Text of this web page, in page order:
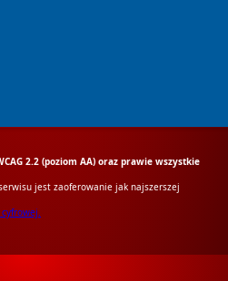
2.2 (poziom AA) oraz prawie wszystkie
jest zaoferowanie jak najszerszej